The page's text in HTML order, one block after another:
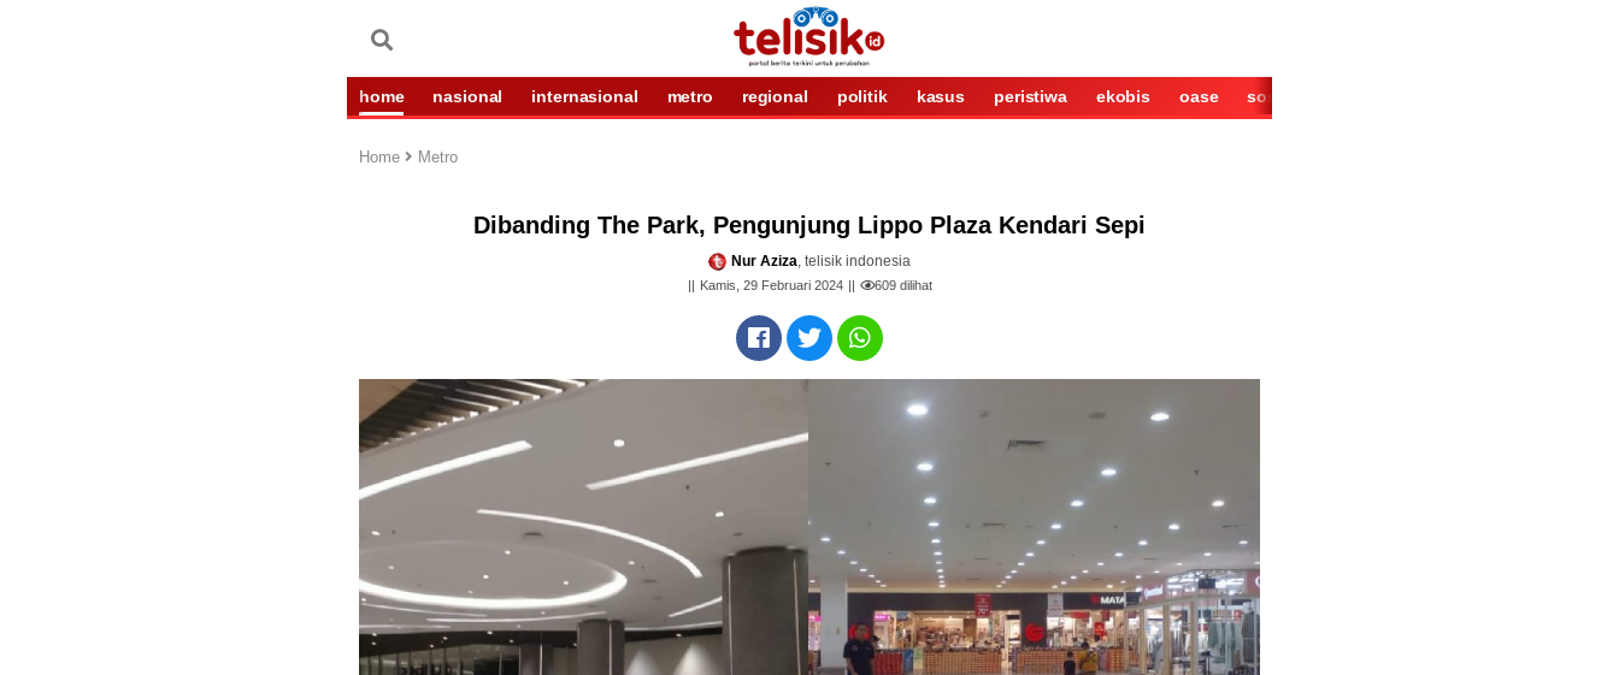
home nasional internasional metro regional politik kasus peristiwa ekobis oase sosok
Home Metro
Dibanding The Park, Pengunjung Lippo Plaza Kendari Sepi
Nur Aziza, telisik indonesia
Kamis, 29 Februari 2024 609dilihat